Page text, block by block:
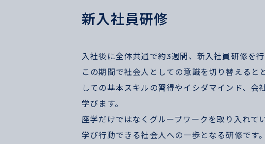
新入社員研修
入社後に全体共通で約3週間、新入社員研修を行
この期間で社会人としての意識を切り替えると
しての基本スキルの習得やイシダマインド、会
学びます。
座学だけではなくグループワークを取り入れて
学び行動できる社会人への一歩となる研修です。